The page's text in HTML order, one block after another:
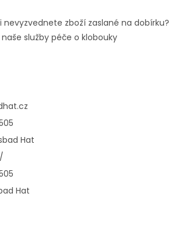
nevyzvednete zboží zaslané na dobírku?
služby péče o klobouky
Hat
Hat